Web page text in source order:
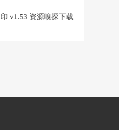
v1.53 资源嗅探下载